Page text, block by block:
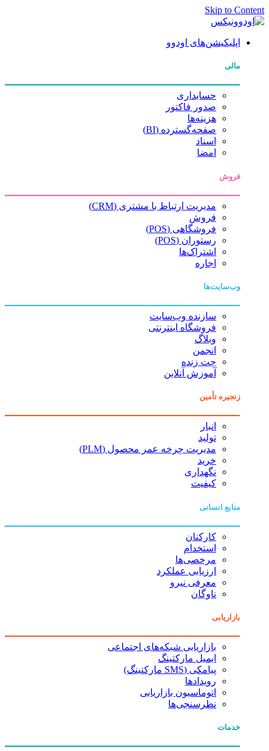
Skip to Content
اپلیکیشن‌های اودوو
مالی
حسابداری
صدور فاکتور
هزینه‌ها
صفحه‌گسترده (BI)
اسناد
امضا
فروش
مدیریت ارتباط با مشتری (CRM)
فروش
فروشگاهی (POS)
رستوران (POS)
اشتراک‌ها
اجاره
وب‌سایت‌ها
سازنده وب‌سایت
فروشگاه اینترنتی
وبلاگ
انجمن
چت زنده
آموزش آنلاین
زنجیره تأمین
انبار
تولید
مدیریت چرخه عمر محصول (PLM)
خرید
نگهداری
کیفیت
منابع انسانی
کارکنان
استخدام
مرخصی‌ها
ارزیابی عملکرد
معرفی نیرو
ناوگان
بازاریابی
بازاریابی شبکه‌های اجتماعی
ایمیل مارکتینگ
پیامکی (SMS مارکتینگ)
رویدادها
اتوماسیون بازاریابی
نظرسنجی‌ها
خدمات